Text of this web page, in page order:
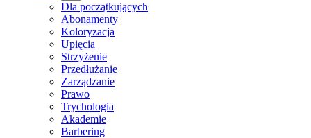
Dla początkujących
Abonamenty
Koloryzacja
Upięcia
Strzyżenie
Przedłużanie
Zarządzanie
Prawo
Trychologia
Akademie
Barbering